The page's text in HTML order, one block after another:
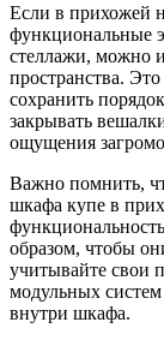
Если в прихожей
функциональные
стеллажи, можно
пространства.
сохранить
закрывать
ощущения
Важно помнить,
шкафа купе в
образом, чтобы
учитывайте свои
модульных
внутри шкафа.